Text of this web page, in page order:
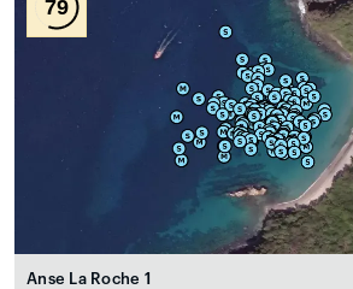
79
Anse La Roche 1